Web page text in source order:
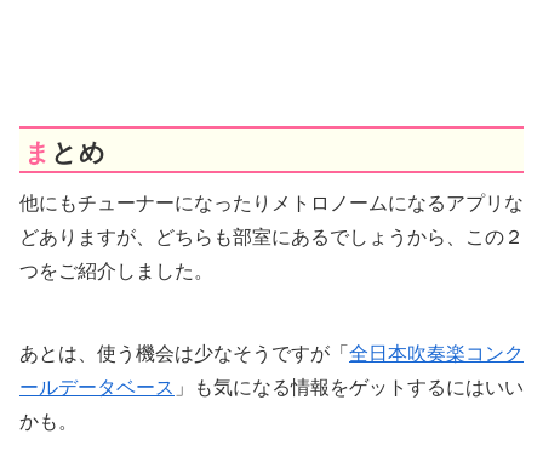
まとめ
他にもチューナーになったりメトロノームになるアプリな
どありますが、どちらも部室にあるでしょうから、この２
つをご紹介しました。
あとは、使う機会は少なそうですが「 全日本吹奏楽コンク
ールデータベース 」も気になる情報をゲットするにはいい
かも。